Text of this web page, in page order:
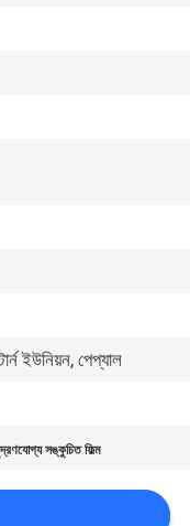
ইউনিয়ন, পেপ্যাল
সঙ্কুচিত ফিল্ম